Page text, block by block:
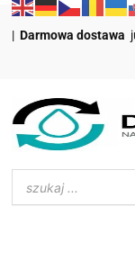
|Darmowa dostawa